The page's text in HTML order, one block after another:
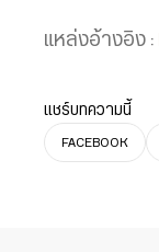
แหล่งอ้างอิง :
แชร์บทความนี้
FACEBOOK